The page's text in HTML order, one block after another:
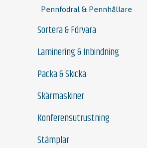
Pennfodral & Pennhållare
Sortera & Förvara
Laminering & Inbindning
Packa & Skicka
Skärmaskiner
Konferensutrustning
Stämplar